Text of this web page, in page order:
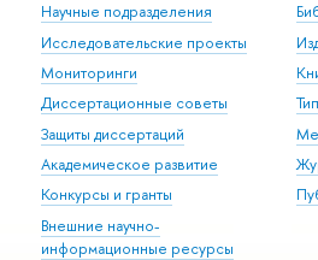
Научные подразделения
Исследовательские проекты
Мониторинги
Диссертационные советы
Защиты диссертаций
Академическое развитие
Конкурсы и гранты
Внешние научно-
информационные ресурсы